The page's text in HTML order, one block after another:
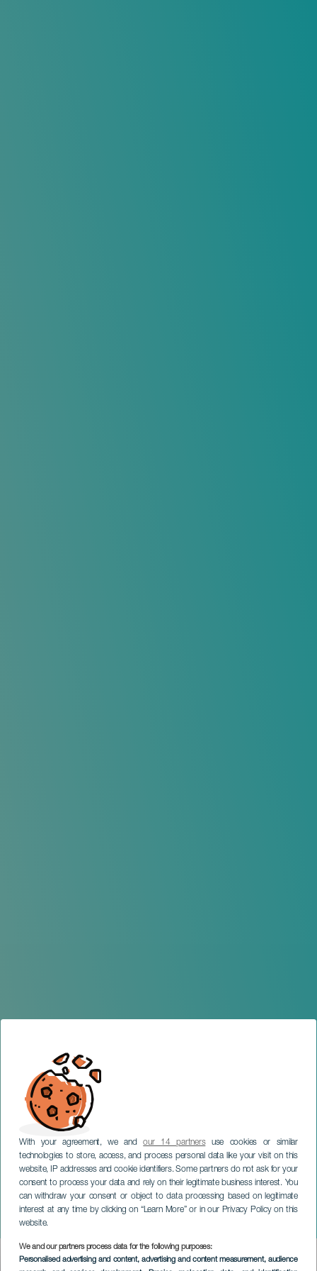
With your agreement, we andour 14 partnersuse cookies or similar
technologies to store, access, and process personal data like your visit on this
website, IP addresses and cookie identifiers. Some partners do not ask for your
consent to process your data and rely on their legitimate business interest. You
can withdraw your consent or object to data processing based on legitimate
interest at any time by clicking on “Learn More” or in our Privacy Policy on this
website.
We and our partners process data for the following purposes:
Personalised advertising and content, advertising and content measurement, audience
Harry Sinfónico
LANZAROTE
Imagen